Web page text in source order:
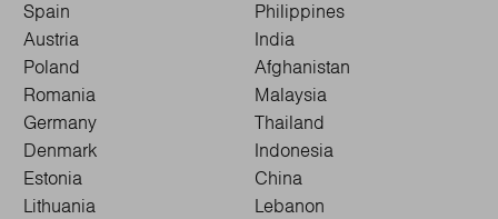
Spain
Austria
Poland
Romania
Germany
Denmark
Estonia
Lithuania
Philippines
India
Afghanistan
Malaysia
Thailand
Indonesia
China
Lebanon